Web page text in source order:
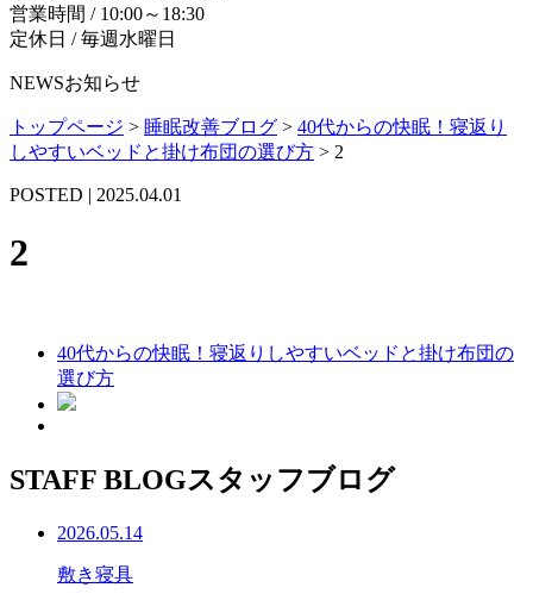
営業時間 / 10:00～18:30
定休日 / 毎週水曜日
NEWSお知らせ
トップページ > 睡眠改善ブログ > 40代からの快眠！寝返り
しやすいベッドと掛け布団の選び方 > 2
POSTED | 2025.04.01
2
40代からの快眠！寝返りしやすいベッドと掛け布団の
選び方
STAFF BLOGスタッフブログ
2026.05.14
敷き寝具